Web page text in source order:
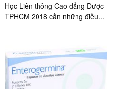
Học Liên thông Cao đẳng Dược
TPHCM 2018 cần những điều...